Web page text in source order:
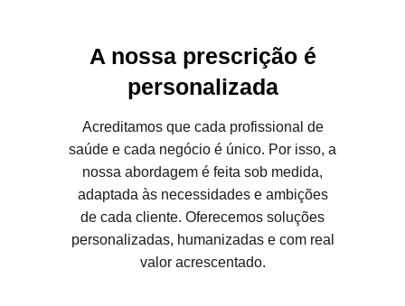
A nossa prescrição é
personalizada
Acreditamos que cada profissional de
saúde e cada negócio é único. Por isso, a
nossa abordagem é feita sob medida,
adaptada às necessidades e ambições
de cada cliente. Oferecemos soluções
personalizadas, humanizadas e com real
valor acrescentado.